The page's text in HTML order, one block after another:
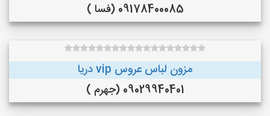
09178400085 (فسا )
مزون لباس عروس vip دریا
09029940401 (جهرم )